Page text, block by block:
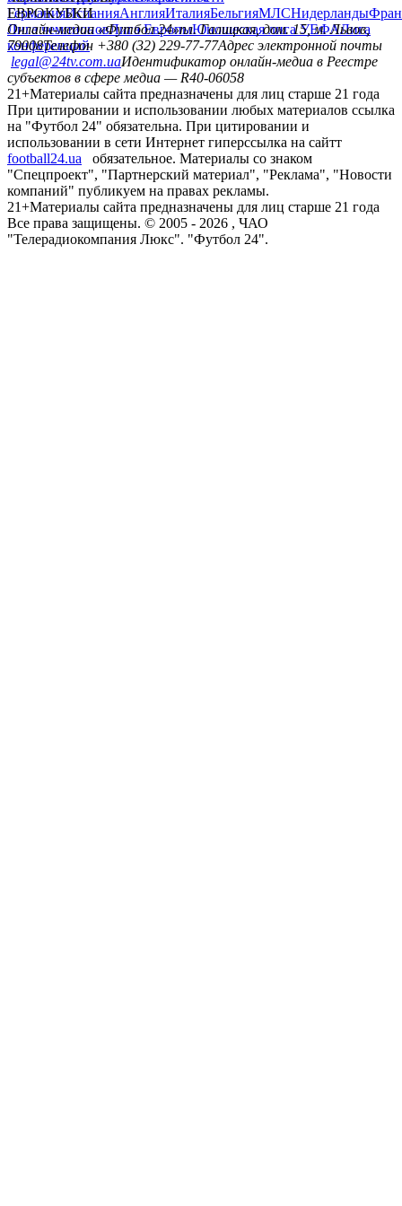
ГерманияИспанияАнглияИталияБельгияМЛСНидерланды
ЕВРОКУБКИ
Лига чемпионовЛига ЕвропыЮношеская лига УЕФАЛига
конференций
Онлайн-медиа «Футбол 24»пл. Галицкая, дом. 15, м. Львов,
79008Телефон +380 (32) 229-77-77Адрес электронной почты
legal@24tv.com.uaИдентификатор онлайн-медиа в Реестре
субъектов в сфере медиа — R40-06058
21+Материалы сайта предназначены для лиц старше 21 года
При цитировании и использовании любых материалов ссылка
на "Футбол 24" обязательна. При цитировании и
использовании в сети Интернет гиперссылка на сайтт
football24.ua
обязательное. Материалы со знаком
"Спецпроект", "Партнерский материал", "Реклама", "Новости
компаний" публикуем на правах рекламы.
21+Материалы сайта предназначены для лиц старше 21 года
Все права защищены. © 2005 - 2026 , ЧАО
"Телерадиокомпания Люкс". "Футбол 24".